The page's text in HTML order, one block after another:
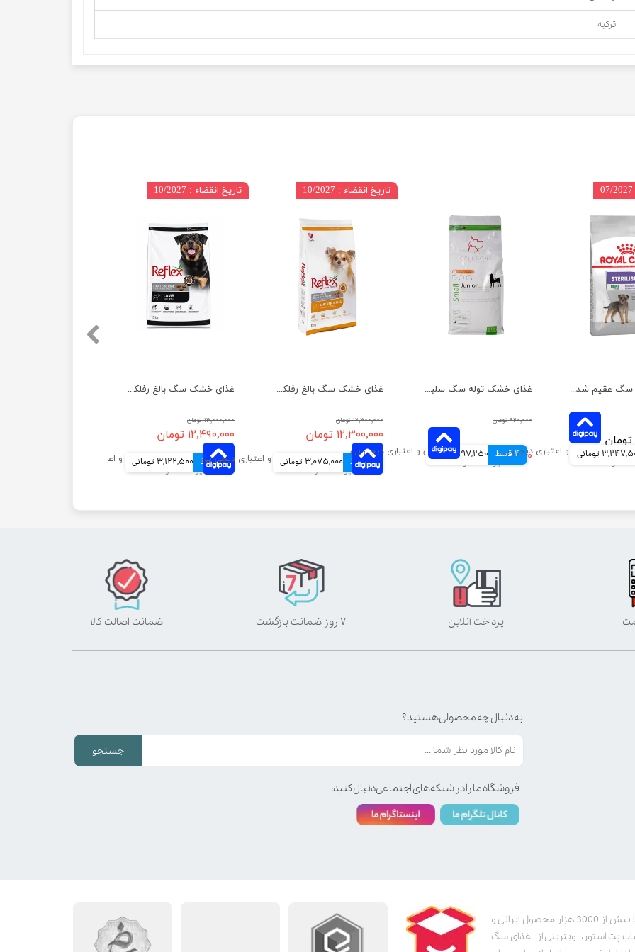
ترکیه
غذای خشک سگ بالغ رفلکس با طعم بره وزن 15 کیلوگرم
۱۳,۰۰۰,۰۰۰ تومان
۱۲,۴۹۰,۰۰۰ تومان
4 قسط 3,122,500 تومانی
تاریخ انقضاء : 10/2027
غذای خشک سگ بالغ رفلکس با طعم مرغ وزن 15 کیلوگرم
۱۲,۳۰۰,۰۰۰ تومان
۱۲,۳۰۰,۰۰۰ تومان
4 قسط 3,075,000 تومانی
تاریخ انقضاء : 10/2027
غذای خشک توله سگ سلبن مدل نژاد کوچک وزن 2 کیلوگرم
۹۲۰,۰۰۰ تومان
۷۸۹,۰۰۰ تومان
4 قسط 197,250 تومانی
غذای خشک سگ عقیم شده نژاد کوچک رویال کنین وزن 3 کیلوگرم
تومانی
پت استور به عنوان یکی از قدیمی‌ترین پت شاپ های اینترنتی با بیش از 3000 هزار محصول ایرانی و
پت استور، ویترینی از غذای سگ
پرداخت آنلاین ۷ روز ضمانت بازگشت ضمانت اصالت کالا
به دنبال چه محصولی هستید؟
جستجو
فروشگاه ما را در شبکه‌های اجتماعی دنبال کنید: